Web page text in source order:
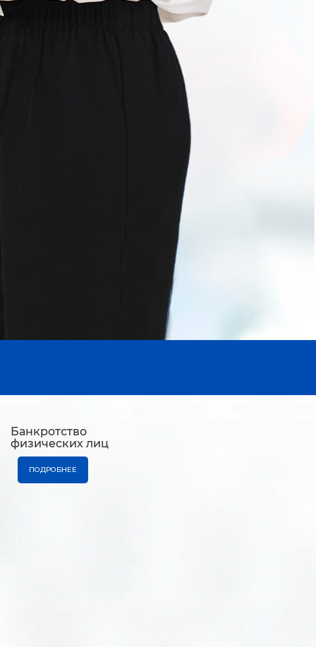
Банкротство
физических лиц
ПОДРОБНЕЕ